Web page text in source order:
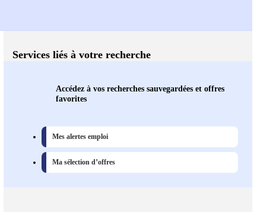
Services liés à votre recherche
Accédez à vos recherches sauvegardées et offres
favorites
Mes alertes emploi
Ma sélection d’offres